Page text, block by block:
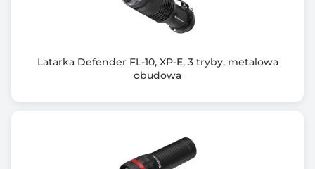
Czarno-czerwony (Black-red)
Waga (g)
Wyposażenie dodatkowe
Latarka Defender FL-10, XP-E, 3 tryby, metalowa
obudowa